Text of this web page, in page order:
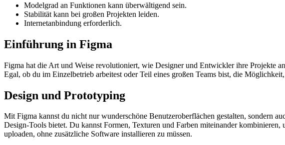
Modelgrad an Funktionen kann überwältigend sein.
Stabilität kann bei großen Projekten leiden.
Internetanbindung erforderlich.
Einführung in Figma
Figma hat die Art und Weise revolutioniert, wie Designer und Entwickler ihre Projekte
Egal, ob du im Einzelbetrieb arbeitest oder Teil eines großen Teams bist, die
Design und Prototyping
Mit Figma kannst du nicht nur wunderschöne Benutzeroberflächen gestalten, sondern
Design-Tools bietet. Du kannst Formen, Texturen und Farben miteinander
uploaden, ohne zusätzliche Software installieren zu müssen.